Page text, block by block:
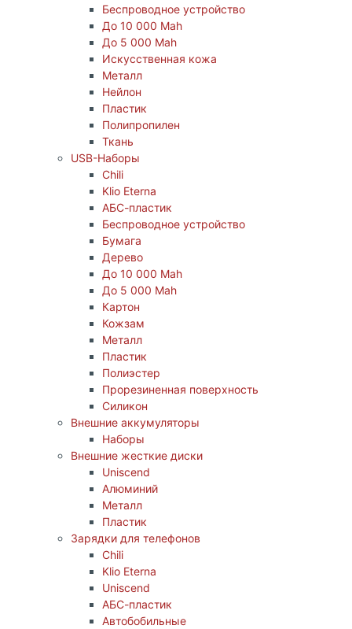
Беспроводное устройство
До 10 000 Mah
До 5 000 Mah
Искусственная кожа
Металл
Нейлон
Пластик
Полипропилен
Ткань
USB-Наборы
Chili
Klio Eterna
АБС-пластик
Беспроводное устройство
Бумага
Дерево
До 10 000 Mah
До 5 000 Mah
Картон
Кожзам
Металл
Пластик
Полиэстер
Прорезиненная поверхность
Силикон
Внешние аккумуляторы
Наборы
Внешние жесткие диски
Uniscend
Алюминий
Металл
Пластик
Зарядки для телефонов
Chili
Klio Eterna
Uniscend
АБС-пластик
Автобобильные